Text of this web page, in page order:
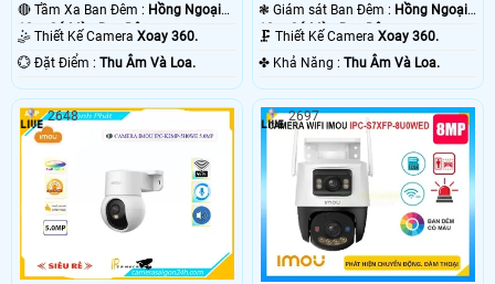
🔴 Tầm Xa Ban Đêm : Hồng Ngoại
10m Có Màu Ban Ðêm.
🤹 Thiết Kế Camera Xoay 360.
️💮 Đặt Điểm : Thu Âm Và Loa.
❃ Giám sát Ban Đêm : Hồng Ngoại
10m Có Màu Ban Ðêm.
🗜️ Thiết Kế CameraXoay 360.
️✤ Khả Năng :Thu Âm Và Loa.
2648 2697